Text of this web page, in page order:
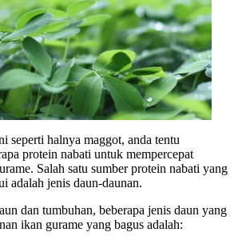
seperti halnya maggot, anda tentu
protein nabati untuk mempercepat
Salah satu sumber protein nabati yang
adalah jenis daun-daunan.
dan tumbuhan, beberapa jenis daun yang
ikan gurame yang bagus adalah: